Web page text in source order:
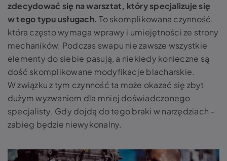
zdecydować się na warsztat, który specjalizuje się
w tego typu usługach. To skomplikowana czynność,
która często wymaga wprawy i umiejętności ze strony
mechaników. Podczas swapu nie zawsze wszystkie
elementy do siebie pasują, a niekiedy konieczne są
dość skomplikowane modyfikacje blacharskie.
W związku z tym czynność ta może okazać się zbyt
dużym wyzwaniem dla mniej doświadczonego
specjalisty. Gdy dojdą do tego braki w narzędziach –
zabieg będzie niewykonalny.